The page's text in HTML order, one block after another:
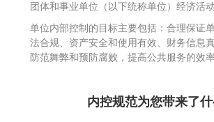
团体和事业单位（以下统称单位）经济活
单位内部控制的目标主要包括：合理保证
法合规、资产安全和使用有效、财务信息
防范舞弊和预防腐败，提高公共服务的效率
内控规范为您带来了